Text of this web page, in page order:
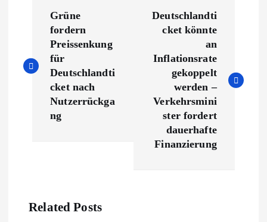
i
s
Grüne
fordern
Preissenkung
für
Deutschlandti
cket nach
Nutzerrückga
ng
Deutschlandti
cket könnte
an
Inflationsrate
gekoppelt
werden –
Verkehrsmini
ster fordert
dauerhafte
Finanzierung
Related Posts